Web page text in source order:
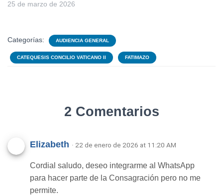
25 de marzo de 2026
Categorías: AUDIENCIA GENERAL
CATEQUESIS CONCILIO VATICANO II FATIMAZO
2 Comentarios
Elizabeth · 22 de enero de 2026 at 11:20 AM
Cordial saludo, deseo integrarme al WhatsApp
para hacer parte de la Consagración pero no me
permite.